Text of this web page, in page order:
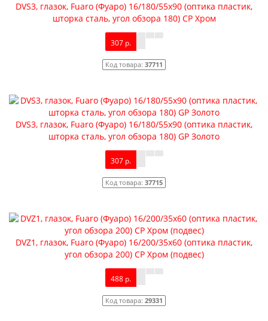
DVS3, глазок, Fuaro (Фуаро) 16/180/55x90 (оптика пластик,
шторка сталь, угол обзора 180) CP Хром
307 р.
Код товара: 37711
DVS3, глазок, Fuaro (Фуаро) 16/180/55x90 (оптика пластик,
шторка сталь, угол обзора 180) GP Золото
307 р.
Код товара: 37715
DVZ1, глазок, Fuaro (Фуаро) 16/200/35x60 (оптика пластик,
угол обзора 200) CP Хром (подвес)
488 р.
Код товара: 29331